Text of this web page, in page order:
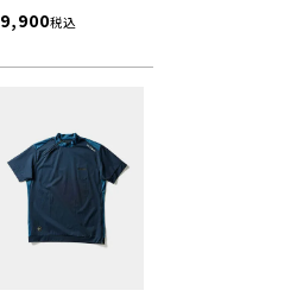
9,900税込